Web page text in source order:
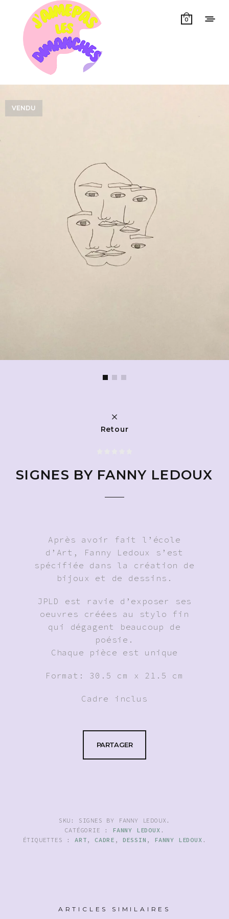
0
VENDU
Retour
SIGNES BY FANNY LEDOUX
Après avoir fait l’école
d’Art, Fanny Ledoux s’est
spécifiée dans la création de
bijoux et de dessins.
JPLD est ravie d’exposer ses
oeuvres créées au stylo fin
qui dégagent beaucoup de
poésie.
Chaque pièce est unique
Format: 30.5 cm x 21.5 cm
Cadre inclus
PARTAGER
SKU: SIGNES BY FANNY LEDOUX .
CATÉGORIE : FANNY LEDOUX .
ÉTIQUETTES : ART , CADRE , DESSIN , FANNY LEDOUX .
ARTICLES SIMILAIRES